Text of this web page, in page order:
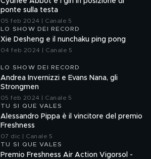
ponte sulla testa
05 feb 2024 | Canale 5
LO SHOW DEI RECORD
Xie Desheng e il nunchaku ping pong
04 feb 2024 | Canale 5
LO SHOW DEI RECORD
Andrea Invernizzi e Evans Nana, gli
Strongmen
05 feb 2024 | Canale 5
TU SI QUE VALES
Alessandro Pippa è il vincitore del premio
Freshness
07 dic | Canale 5
TU SI QUE VALES
Premio Freshness Air Action Vigorsol -